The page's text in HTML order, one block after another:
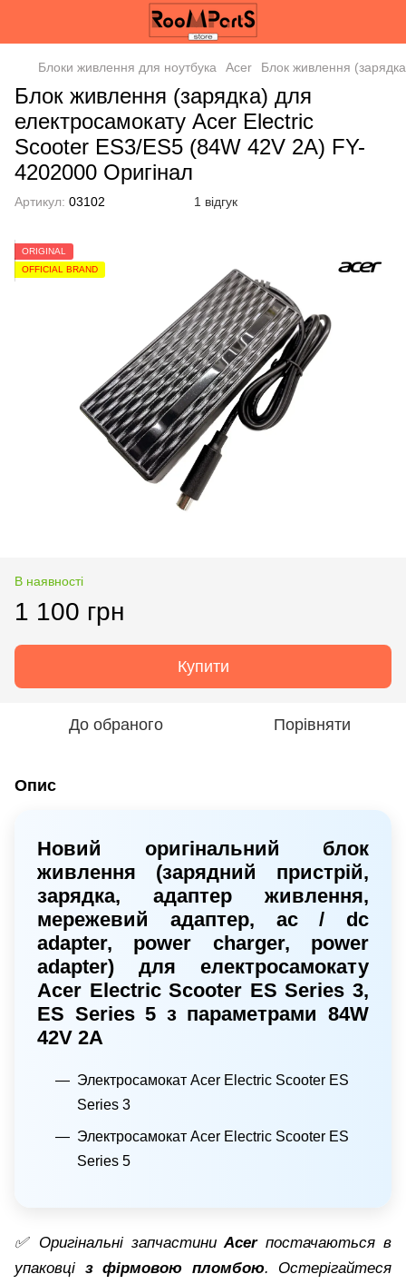
Блоки живлення для ноутбука Acer Блок живлення
Блок живлення (зарядка) для
електросамокату Acer Electric
Scooter ES3/ES5 (84W 42V 2А) FY-
4202000 Оригінал
Артикул: 03102 1 відгук
ORIGINAL
OFFICIAL BRAND
В наявності
1 100 грн
Купити
До обраного Порівняти
Опис
Новий оригінальний блок
живлення (зарядний пристрій,
зарядка, адаптер живлення,
мережевий адаптер, ac / dc
adapter, power charger, power
adapter) для електросамокату
Acer Electric Scooter ES Series 3,
ES Series 5 з параметрами 84W
42V 2A
Электросамокат Acer Electric Scooter ES
Series 3
Электросамокат Acer Electric Scooter ES
Series 5
✅ Оригінальні запчастиниAcerпостачаються в
упаковці з фірмовою пломбою. Остерігайтеся